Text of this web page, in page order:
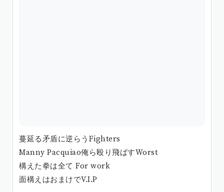
蔓延る矛盾に逆らうFighters
Manny Pacquiao俺ら殴り飛ばすWorst
構えた拳は全て For work
面構えはおまけでV.I.P